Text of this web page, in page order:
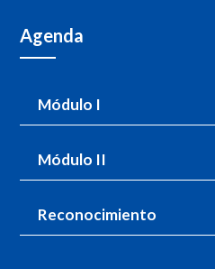
Agenda
Módulo I
Módulo II
Reconocimiento